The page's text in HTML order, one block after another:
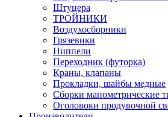
Штуцера
ТРОЙНИКИ
Воздухосборники
Грязевики
Ниппели
Переходник (футорка)
Краны, клапаны
Прокладки, шайбы медные
Сборки манометрические
Оголовоки продувочной